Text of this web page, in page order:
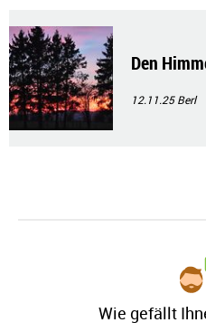
Den
12.11.25Berl
Wie gefällt